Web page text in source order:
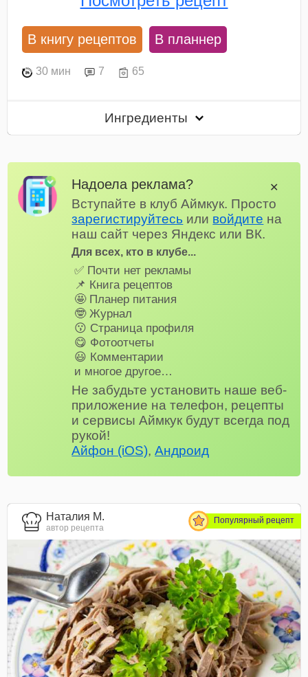
В книгу рецептов В планнер
30 мин 7 65
Ингредиенты
Надоела реклама?
Вступайте в клуб Аймкук. Просто
зарегистируйтесь или войдите на
наш сайт через Яндекс или ВК.
Для всех, кто в клубе...
✅ Почти нет рекламы
📌 Книга рецептов
🤩 Планер питания
🤓 Журнал
😗 Страница профиля
😋 Фотоотчеты
😃 Комментарии
и многое другое…
Не забудьте установить наше веб-
приложение на телефон, рецепты
и сервисы Аймкук будут всегда под
рукой!
Айфон (iOS),Андроид
✕
Наталия М.
автор рецепта
Популярный рецепт